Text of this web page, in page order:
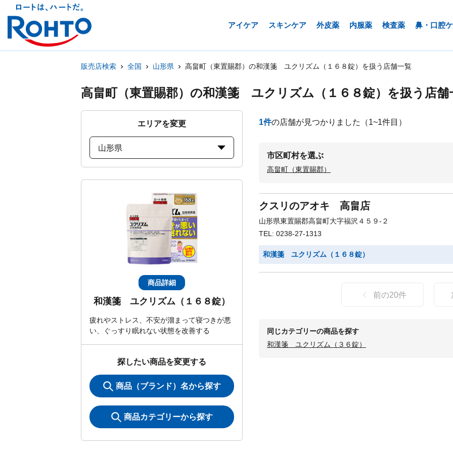
アイケア スキンケア 外皮薬 内服薬 検査薬 鼻・口腔
販売店検索 全国 山形県 高畠町（東置賜郡）の和漢箋 ユクリズム（１６８錠）を扱う店舗一覧
高畠町（東置賜郡）の和漢箋 ユクリズム（１６８錠）を扱う店舗
エリアを変更
山形県
商品詳細
和漢箋 ユクリズム（１６８錠）
疲れやストレス、不安が溜まって寝つきが悪
い、ぐっすり眠れない状態を改善する
探したい商品を変更する
商品（ブランド）名から探す
商品カテゴリーから探す
1件の店舗が見つかりました （1~1件目）
市区町村を選ぶ
高畠町（東置賜郡）
クスリのアオキ 高畠店
山形県東置賜郡高畠町大字福沢４５９-２
TEL: 0238-27-1313
和漢箋 ユクリズム（１６８錠）
前の20件
同じカテゴリーの商品を探す
和漢箋 ユクリズム（３６錠）